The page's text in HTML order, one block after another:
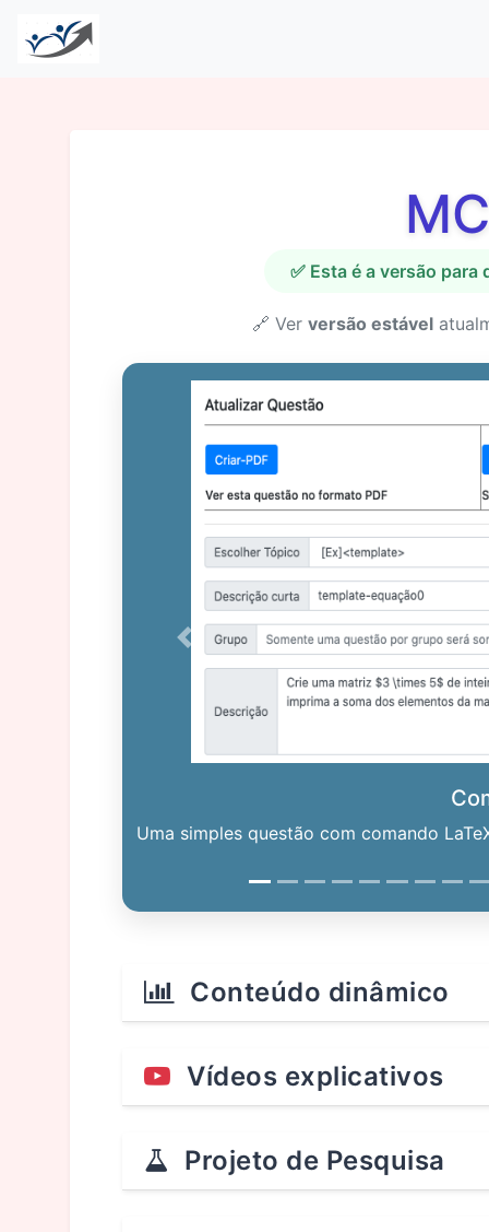
✅ Esta é a versão
🔗 Ver versão estável
Uma simples questão com comando
Previous
Conteúdo dinâmico
Vídeos explicativos
Projeto de Pesquisa